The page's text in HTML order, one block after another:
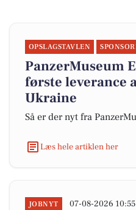
OPSLAGSTAVLEN
PanzerMuseum
første leverance
Ukraine
Så er der nyt fra
Læs hele artiklen her
JOBNYT 07-08-2026 10:55